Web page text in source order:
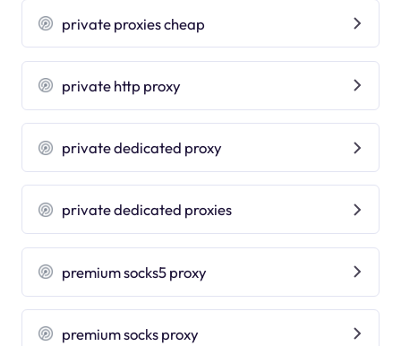
private proxies cheap
private http proxy
private dedicated proxy
private dedicated proxies
premium socks5 proxy
premium socks proxy